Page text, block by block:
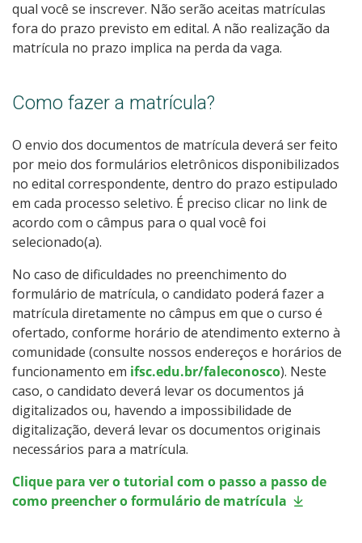
qual você se inscrever. Não serão aceitas matrículas
fora do prazo previsto em edital. A não realização da
matrícula no prazo implica na perda da vaga.
Como fazer a matrícula?
O envio dos documentos de matrícula deverá ser feito
por meio dos formulários eletrônicos disponibilizados
no edital correspondente, dentro do prazo estipulado
em cada processo seletivo. É preciso clicar no link de
acordo com o câmpus para o qual você foi
selecionado(a).
No caso de dificuldades no preenchimento do
formulário de matrícula, o candidato poderá fazer a
matrícula diretamente no câmpus em que o curso é
ofertado, conforme horário de atendimento externo à
comunidade (consulte nossos endereços e horários de
funcionamento em ifsc.edu.br/faleconosco). Neste
caso, o candidato deverá levar os documentos já
digitalizados ou, havendo a impossibilidade de
digitalização, deverá levar os documentos originais
necessários para a matrícula.
Clique para ver o tutorial com o passo a passo de
como preencher o formulário de matrícula